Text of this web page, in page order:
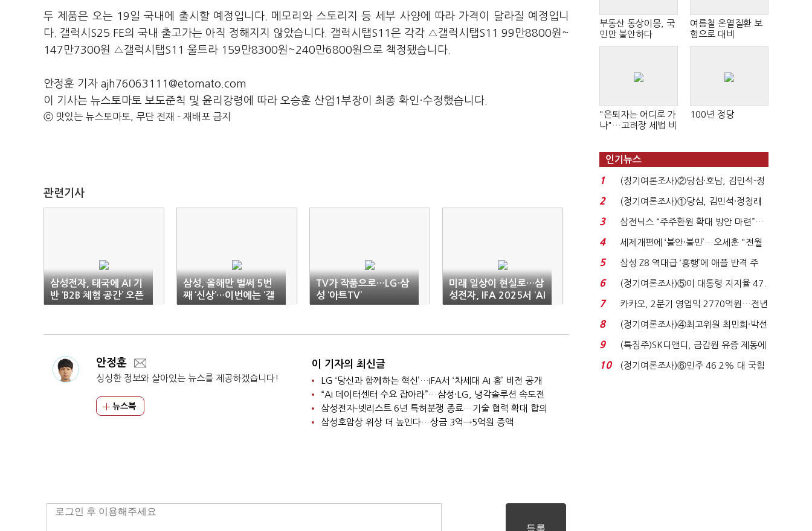
두 제품은 오는 19일 국내에 출시할 예정입니다. 메모리와 스토리지 등 세부 사양에 따라 가격이 달라질 예정입니
다. 갤럭시S25 FE의 국내 출고가는 아직 정해지지 않았습니다. 갤럭시탭S11은 각각 △갤럭시탭S11 99만8800원~
147만7300원 △갤럭시탭S11 울트라 159만8300원~240만6800원으로 책정됐습니다.
안정훈 기자 ajh76063111@etomato.com
이 기사는 뉴스토마토 보도준칙 및 윤리강령에 따라 오승훈 산업1부장이 최종 확인·수정했습니다.
ⓒ 맛있는 뉴스토마토, 무단 전재 - 재배포 금지
관련기사
삼성전자, 태국에 AI 기
반 ‘B2B 체험 공간’ 오픈
삼성, 올해만 벌써 5번
째 ‘신상’…이번에는 ‘갤
럭시S25 FE’
TV가 작품으로…LG·삼
성 ‘아트TV’
미래 일상이 현실로…삼
성전자, IFA 2025서 ‘AI
홈’ 선봬
안정훈
싱싱한 정보와 살아있는 뉴스를 제공하겠습니다!
뉴스북
이 기자의 최신글
LG ‘당신과 함께하는 혁신’…IFA서 ‘차세대 AI 홈’ 비전 공개
“AI 데이터센터 수요 잡아라”…삼성·LG, 냉각솔루션 속도전
삼성전자-넷리스트 6년 특허분쟁 종료…기술 협력 확대 합의
삼성호암상 위상 더 높인다…상금 3억→5억원 증액
부동산 동상이몽, 국
민만 불안하다
여름철 온열질환 보
험으로 대비
"은퇴자는 어디로 가
나"…고려장 세법 비
100년 정당
인기뉴스
1
(정기여론조사)②당심·호남, 김민석-정
청래 '초접전'...
2
(정기여론조사)①당심, 김민석·정청래
'초접전'…대통령 ...
3
삼전닉스 “주주환원 확대 방안 마련”…
로이터에 성명...
4
세제개편에 ‘불안·불만’…오세훈 "전월
세 구하기 더 ...
5
삼성 Z8 역대급 ‘흥행’에 애플 반격 주
목…9월 ‘폴...
6
(정기여론조사)⑤이 대통령 지지율 47.
7%…일주일 만에 ...
7
카카오, 2분기 영업익 2770억원…전년
비 36% 증가...
8
(정기여론조사)④최고위원 최민희·박선
원 '양강'…서미...
9
(특징주)SK디앤디, 금감원 유증 제동에
장 초반 상한가...
10
(정기여론조사)⑥민주 46.2% 대 국힘